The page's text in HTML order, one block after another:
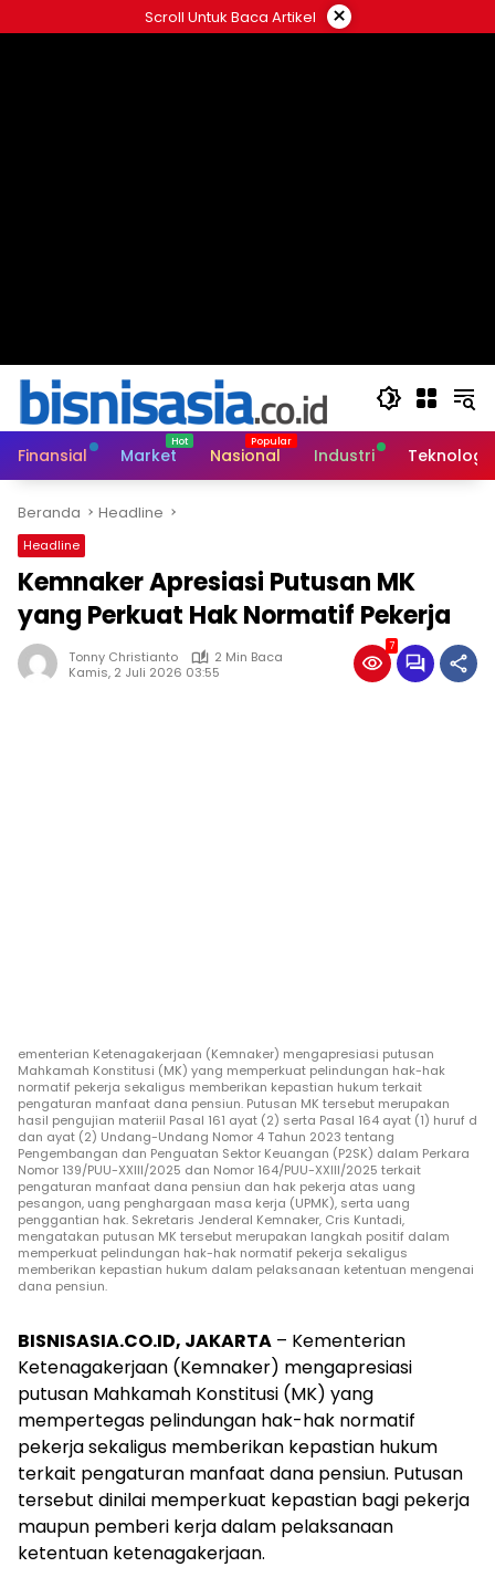
ke
Scroll Untuk Baca Artikel ×
Finansial Market Nasional Industri Teknologi
Beranda Headline
Headline
Kemnaker Apresiasi Putusan MK
yang Perkuat Hak Normatif Pekerja
Tonny Christianto
2 Min Baca
Kamis, 2 Juli 2026 03:55
7
ementerian Ketenagakerjaan (Kemnaker) mengapresiasi putusan
Mahkamah Konstitusi (MK) yang memperkuat pelindungan hak-hak
normatif pekerja sekaligus memberikan kepastian hukum terkait
pengaturan manfaat dana pensiun. Putusan MK tersebut merupakan
hasil pengujian materiil Pasal 161 ayat (2) serta Pasal 164 ayat (1) huruf d
dan ayat (2) Undang-Undang Nomor 4 Tahun 2023 tentang
Pengembangan dan Penguatan Sektor Keuangan (P2SK) dalam Perkara
Nomor 139/PUU-XXIII/2025 dan Nomor 164/PUU-XXIII/2025 terkait
pengaturan manfaat dana pensiun dan hak pekerja atas uang
pesangon, uang penghargaan masa kerja (UPMK), serta uang
penggantian hak. Sekretaris Jenderal Kemnaker, Cris Kuntadi,
mengatakan putusan MK tersebut merupakan langkah positif dalam
memperkuat pelindungan hak-hak normatif pekerja sekaligus
memberikan kepastian hukum dalam pelaksanaan ketentuan mengenai
dana pensiun.
BISNISASIA.CO.ID, JAKARTA – Kementerian
Ketenagakerjaan (Kemnaker) mengapresiasi
putusan Mahkamah Konstitusi (MK) yang
mempertegas pelindungan hak-hak normatif
pekerja sekaligus memberikan kepastian hukum
terkait pengaturan manfaat dana pensiun. Putusan
tersebut dinilai memperkuat kepastian bagi pekerja
maupun pemberi kerja dalam pelaksanaan
ketentuan ketenagakerjaan.